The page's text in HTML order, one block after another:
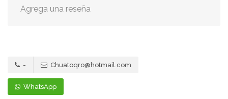
Agrega una reseña
- Chuatoqro@hotmail.com
WhatsApp